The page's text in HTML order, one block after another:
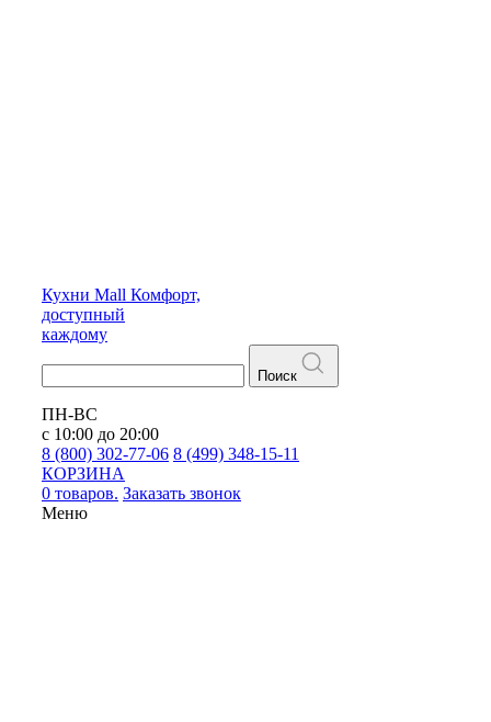
Кухни Mall Комфорт,
доступный
каждому
Поиск
ПН-ВС
с 10:00 до 20:00
8 (800) 302-77-06 8 (499) 348-15-11
КОРЗИНА
0 товаров. Заказать звонок
Меню